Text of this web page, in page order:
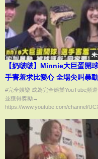
未
【奶啵啵】Minnie大巨蛋開
手害羞求比愛心 全場尖叫暴動 被
虧"回家要跪算盤了XD" ｜完
樂
#完全娛樂 成為完全娛樂YouTube頻道
並獲得獎勵→
https://www.youtube.com/channel/